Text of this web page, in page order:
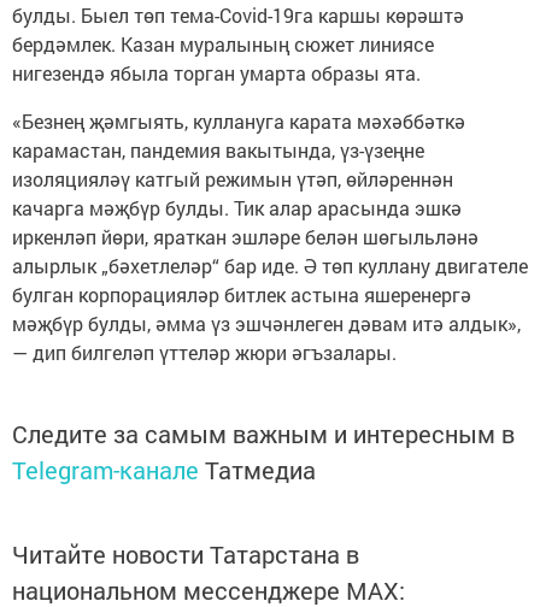
булды. Быел төп тема-Covid-19га каршы көрәштә
бердәмлек. Казан муралының сюжет линиясе
нигезендә ябыла торган умарта образы ята.
«Безнең җәмгыять, куллануга карата мәхәббәткә
карамастан, пандемия вакытында, үз-үзеңне
изоляцияләү катгый режимын үтәп, өйләреннән
качарга мәҗбүр булды. Тик алар арасында эшкә
иркенләп йөри, яраткан эшләре белән шөгыльләнә
алырлык „бәхетлеләр“ бар иде. Ә төп куллану двигателе
булган корпорацияләр битлек астына яшеренергә
мәҗбүр булды, әмма үз эшчәнлеген дәвам итә алдык»,
— дип билгеләп үттеләр жюри әгъзалары.
Следите за самым важным и интересным в
Telegram-канале Татмедиа
Читайте новости Татарстана в
национальном мессенджере MАХ: